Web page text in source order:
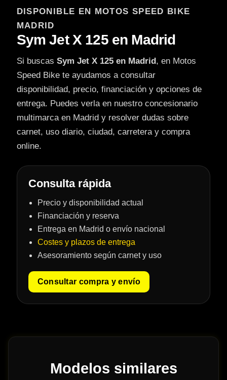
DISPONIBLE EN MOTOS SPEED BIKE
MADRID
Sym Jet X 125 en Madrid
Si buscas Sym Jet X 125 en Madrid, en Motos
Speed Bike te ayudamos a consultar
disponibilidad, precio, financiación y opciones de
entrega. Puedes verla en nuestro concesionario
multimarca en Madrid y resolver dudas sobre
carnet, uso diario, ciudad, carretera y compra
online.
Consulta rápida
Precio y disponibilidad actual
Financiación y reserva
Entrega en Madrid o envío nacional
Costes y plazos de entrega
Asesoramiento según carnet y uso
Consultar compra y envío
Modelos similares